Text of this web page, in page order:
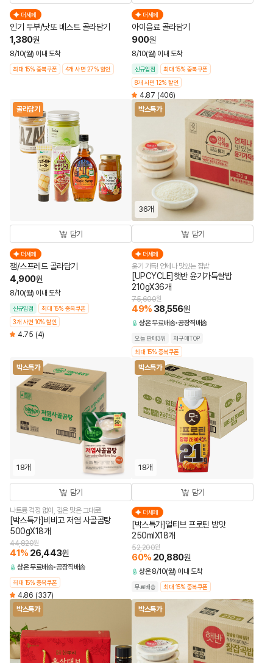
더세페
인기 두부/낫또 베스트 골라담기
1,380원
8/10(월) 이내 도착
최대 15% 중복쿠폰 4개 사면 27% 할인
더세페
아이음료 골라담기
900원
8/10(월) 이내 도착
신규입점
최대 15% 중복쿠폰
8개 사면 12% 할인
4.87 (406)
골라담기
담기
더세페
잼/스프레드 골라담기
4,900원
8/10(월) 이내 도착
신규입점
최대 15% 중복쿠폰
3개 사면 10% 할인
4.75 (4)
박스특가
36개
담기
더세페
윤기 가득! 언제나 맛있는 집밥
[UPCYCLE]햇반 윤기가득쌀밥
210gX36개
75,600원
49% 38,556원
상온무료배송 공장직배송
오늘 판매3위
재구매TOP
최대 15% 중복쿠폰
박스특가
18개
담기
나트륨 걱정 없이, 깊은 맛은 그대로!
[박스특가]비비고 저염 사골곰탕
500gX18개
44,820원
41% 26,443원
상온무료배송 공장직배송
최대 15% 중복쿠폰
4.86 (337)
박스특가
18개
담기
더세페
[박스특가]얼티브 프로틴 밤맛
250mlX18개
52,200원
60% 20,880원
상온 8/10(월) 이내 도착
무료배송 최대 15% 중복쿠폰
박스특가 박스특가